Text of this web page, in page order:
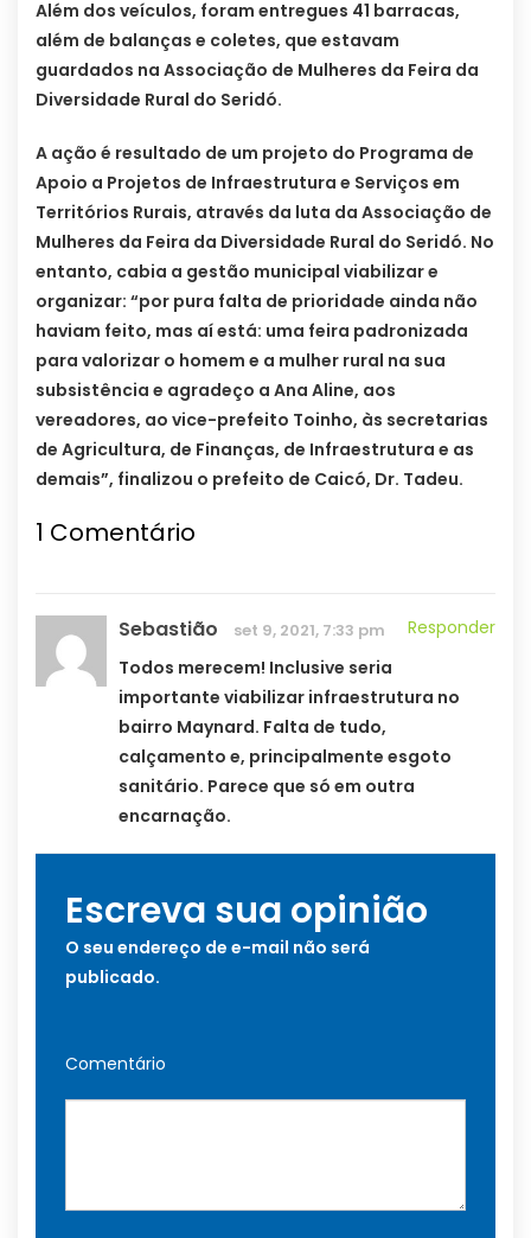
Além dos veículos, foram entregues 41 barracas,
além de balanças e coletes, que estavam
guardados na Associação de Mulheres da Feira da
Diversidade Rural do Seridó.
A ação é resultado de um projeto do Programa de
Apoio a Projetos de Infraestrutura e Serviços em
Territórios Rurais, através da luta da Associação de
Mulheres da Feira da Diversidade Rural do Seridó. No
entanto, cabia a gestão municipal viabilizar e
organizar: “por pura falta de prioridade ainda não
haviam feito, mas aí está: uma feira padronizada
para valorizar o homem e a mulher rural na sua
subsistência e agradeço a Ana Aline, aos
vereadores, ao vice-prefeito Toinho, às secretarias
de Agricultura, de Finanças, de Infraestrutura e as
demais”, finalizou o prefeito de Caicó, Dr. Tadeu.
1 Comentário
Sebastião set 9, 2021, 7:33 pm
Responder
Todos merecem! Inclusive seria
importante viabilizar infraestrutura no
bairro Maynard. Falta de tudo,
calçamento e, principalmente esgoto
sanitário. Parece que só em outra
encarnação.
Escreva sua opinião
O seu endereço de e-mail não será
publicado.
Comentário